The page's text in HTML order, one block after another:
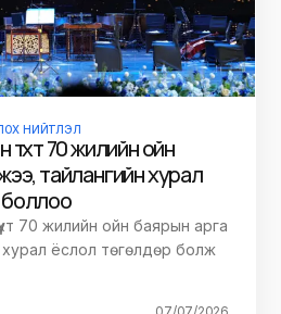
НИЙТЛЭЛ
70 жилийн ойн
тайлангийн хурал
70 жилийн ойн баярын арга
ёслол төгөлдөр болж